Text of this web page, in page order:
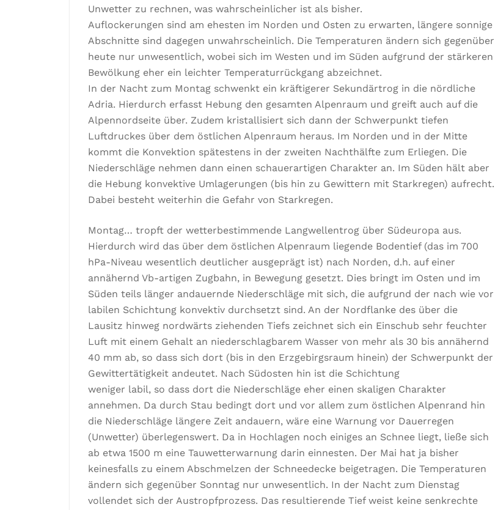
Unwetter zu rechnen, was wahrscheinlicher ist als bisher.
Auflockerungen sind am ehesten im Norden und Osten zu erwarten, längere sonnige
Abschnitte sind dagegen unwahrscheinlich. Die Temperaturen ändern sich gegenüber
heute nur unwesentlich, wobei sich im Westen und im Süden aufgrund der stärkeren
Bewölkung eher ein leichter Temperaturrückgang abzeichnet.
In der Nacht zum Montag schwenkt ein kräftigerer Sekundärtrog in die nördliche
Adria. Hierdurch erfasst Hebung den gesamten Alpenraum und greift auch auf die
Alpennordseite über. Zudem kristallisiert sich dann der Schwerpunkt tiefen
Luftdruckes über dem östlichen Alpenraum heraus. Im Norden und in der Mitte
kommt die Konvektion spätestens in der zweiten Nachthälfte zum Erliegen. Die
Niederschläge nehmen dann einen schauerartigen Charakter an. Im Süden hält aber
die Hebung konvektive Umlagerungen (bis hin zu Gewittern mit Starkregen) aufrecht.
Dabei besteht weiterhin die Gefahr von Starkregen.
Montag… tropft der wetterbestimmende Langwellentrog über Südeuropa aus.
Hierdurch wird das über dem östlichen Alpenraum liegende Bodentief (das im 700
hPa-Niveau wesentlich deutlicher ausgeprägt ist) nach Norden, d.h. auf einer
annähernd Vb-artigen Zugbahn, in Bewegung gesetzt. Dies bringt im Osten und im
Süden teils länger andauernde Niederschläge mit sich, die aufgrund der nach wie vor
labilen Schichtung konvektiv durchsetzt sind. An der Nordflanke des über die
Lausitz hinweg nordwärts ziehenden Tiefs zeichnet sich ein Einschub sehr feuchter
Luft mit einem Gehalt an niederschlagbarem Wasser von mehr als 30 bis annähernd
40 mm ab, so dass sich dort (bis in den Erzgebirgsraum hinein) der Schwerpunkt der
Gewittertätigkeit andeutet. Nach Südosten hin ist die Schichtung
weniger labil, so dass dort die Niederschläge eher einen skaligen Charakter
annehmen. Da durch Stau bedingt dort und vor allem zum östlichen Alpenrand hin
die Niederschläge längere Zeit andauern, wäre eine Warnung vor Dauerregen
(Unwetter) überlegenswert. Da in Hochlagen noch einiges an Schnee liegt, ließe sich
ab etwa 1500 m eine Tauwetterwarnung darin einnesten. Der Mai hat ja bisher
keinesfalls zu einem Abschmelzen der Schneedecke beigetragen. Die Temperaturen
ändern sich gegenüber Sonntag nur unwesentlich. In der Nacht zum Dienstag
vollendet sich der Austropfprozess. Das resultierende Tief weist keine senkrechte